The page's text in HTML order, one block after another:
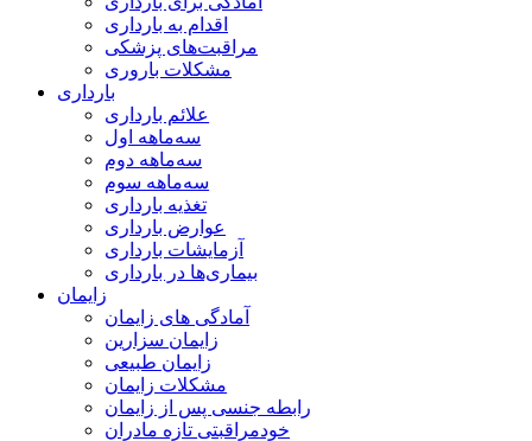
اقدام به بارداری
مراقبت‌های پزشکی
مشکلات باروری
بارداری
علائم بارداری
سه‌ماهه اول
سه‌ماهه دوم
سه‌ماهه سوم
تغذیه بارداری
عوارض بارداری
آزمایشات بارداری
بیماری‌ها در بارداری
زایمان
آمادگی های زایمان
زایمان سزارین
زایمان طبیعی
مشکلات زایمان
رابطه جنسی پس از زایمان
خودمراقبتی تازه مادران